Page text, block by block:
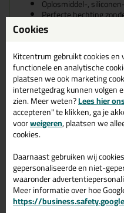
Oplosmiddel-,
Perfecte hechting
ondergronden
Blijvend elastisch
Overschilderbaar na
Geschikt voor
Bostik Premium Aware -
In de beleids- en
duurzaamheid een rode
marketingaangelegenheid
iedereen in de keten. Bostik
assortiment met de
duurzaamheid. Daarom
innovatieve kracht en
introductie van de hoog
producten. Een revolutionair
premium en aware producten
Cookies
Kitcentrum gebruikt cookies
functionele en analytische
plaatsen we ook marketing
internetgedrag kunnen volgen
zien. Meer weten?Lees hier
accepteren" te klikken, ga je
voorweigeren, plaatsen we
cookies.
Daarnaast gebruiken wij
gepersonaliseerde en niet-
waaronder
Meer informatie over hoe
https://